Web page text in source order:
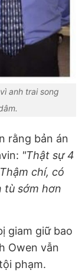
anh trai song
rằng bản án
"Thật sự 4
chí, có
tù sớm hơn
giam giữ bao
Owen vẫn
phạm.